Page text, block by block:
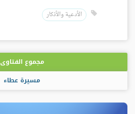
الأدعية والأذكار
مجموع الفتاوى
مسيرة عطاء